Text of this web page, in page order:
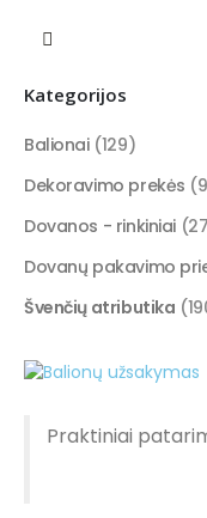
Kategorijos
Balionai (129)
Dekoravimo prekės
Dovanos - rinkiniai
Dovanų pakavimo
Švenčių atributika
Praktiniai